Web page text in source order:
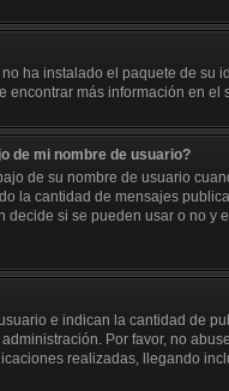
ha instalado el paquete de
encontrar más información en
de mi nombre de usuario?
de su nombre de usuario
la cantidad de mensajes
si se pueden usar o no
e indican la cantidad de
Por favor, no
realizadas, llegando